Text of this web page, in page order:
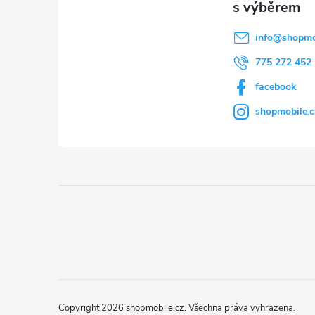
info@
775 272 452
facebook
Copyright 2026 shopmobile.cz. Všechna práva vyhrazena.